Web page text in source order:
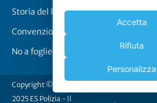
Storia del logo de “Lo Scudo”
Convenzione Cappellari-Lo Scudo
No a foglie di fico
Copyright © 2011-
2025 ES Polizia - Il
Accetta
Rifiuta
Personalizza